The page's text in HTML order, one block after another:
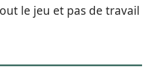
le jeu et pas de travail